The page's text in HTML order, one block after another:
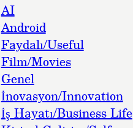
AI
Android
Faydalı/Useful
Film/Movies
Genel
İnovasyon/Innovation
İş Hayatı/Business Life